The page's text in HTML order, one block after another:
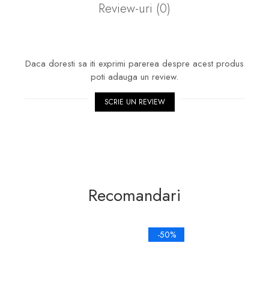
Review-uri (0)
Daca doresti sa iti exprimi parerea despre acest produs
poti adauga un review.
SCRIE UN REVIEW
Recomandari
-50%